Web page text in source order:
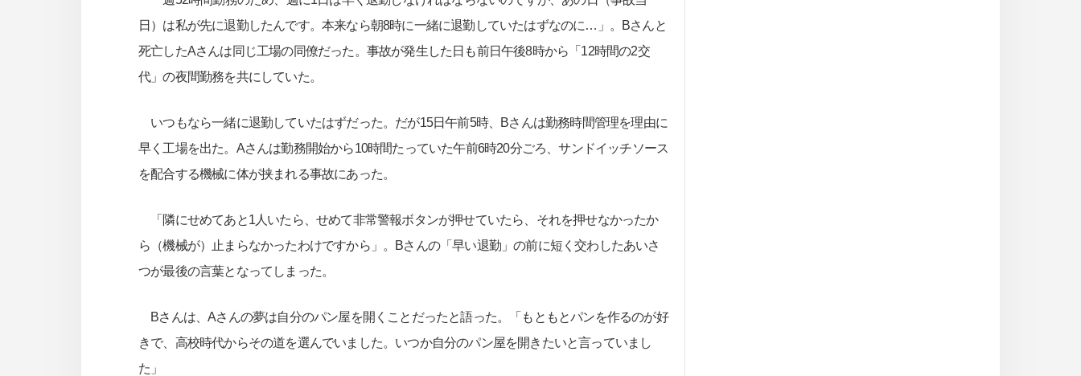
日）は私が先に退勤したんです。本来なら朝8時に一緒に退勤していたはずなのに…」。Bさんと
死亡したAさんは同じ工場の同僚だった。事故が発生した日も前日午後8時から「12時間の2交
代」の夜間勤務を共にしていた。
いつもなら一緒に退勤していたはずだった。だが15日午前5時、Bさんは勤務時間管理を理由に
早く工場を出た。Aさんは勤務開始から10時間たっていた午前6時20分ごろ、サンドイッチソース
を配合する機械に体が挟まれる事故にあった。
「隣にせめてあと1人いたら、せめて非常警報ボタンが押せていたら、それを押せなかったか
ら（機械が）止まらなかったわけですから」。Bさんの「早い退勤」の前に短く交わしたあいさ
つが最後の言葉となってしまった。
Bさんは、Aさんの夢は自分のパン屋を開くことだったと語った。「もともとパンを作るのが好
きで、高校時代からその道を選んでいました。いつか自分のパン屋を開きたいと言っていまし
た」